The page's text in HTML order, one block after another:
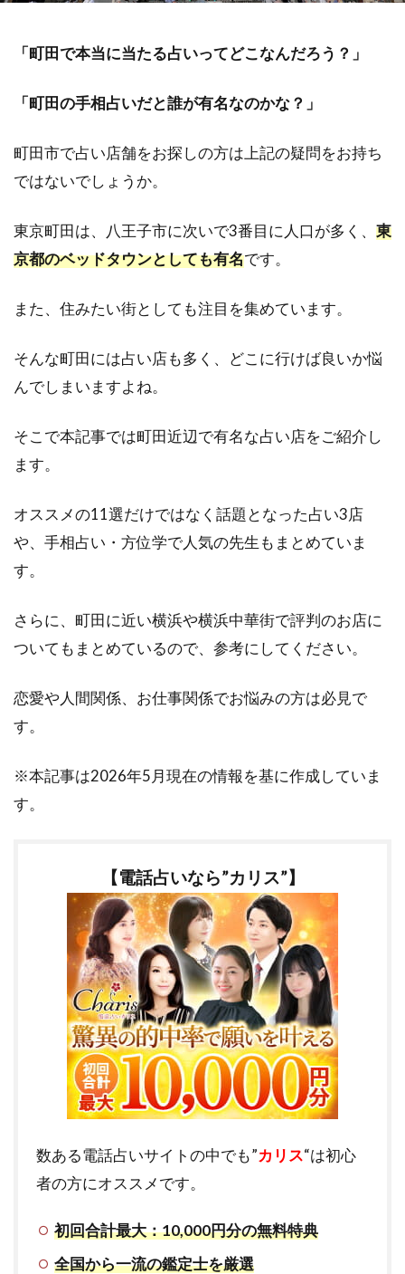
「町田で本当に当たる占いってどこなんだろう？」
「町田の手相占いだと誰が有名なのかな？」
町田市で占い店舗をお探しの方は上記の疑問をお持ち
ではないでしょうか。
東京町田は、八王子市に次いで3番目に人口が多く、 東
京都のベッドタウンとしても有名です。
また、住みたい街としても注目を集めています。
そんな町田には占い店も多く、どこに行けば良いか悩
んでしまいますよね。
そこで本記事では町田近辺で有名な占い店をご紹介し
ます。
オススメの11選だけではなく話題となった占い3店
や、手相占い・方位学で人気の先生もまとめていま
す。
さらに、町田に近い横浜や横浜中華街で評判のお店に
ついてもまとめているので、参考にしてください。
恋愛や人間関係、お仕事関係でお悩みの方は必見で
す。
※本記事は2026年5月現在の情報を基に作成していま
す。
【電話占いなら”カリス”】
数ある電話占いサイトの中でも”カリス“は初心
者の方にオススメです。
初回合計最大：10,000円分の無料特典
全国から一流の鑑定士を厳選